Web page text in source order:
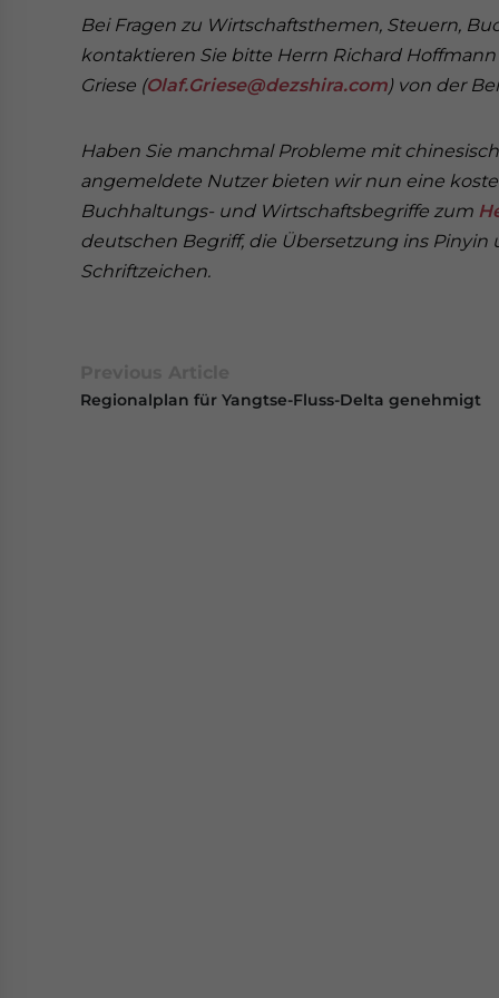
Bei Fragen zu Wirtschaftsthemen, Steuern,
kontaktieren Sie bitte Herrn Richard Hoffmann
Griese (Olaf.Griese@dezshira.com) von der
Haben Sie manchmal Probleme mit
angemeldete Nutzer bieten wir nun eine
Buchhaltungs- und Wirtschaftsbegriffe zum
deutschen Begriff, die Übersetzung ins
Schriftzeichen.
Regionalplan für Yangtse-Fluss-Delta genehmigt